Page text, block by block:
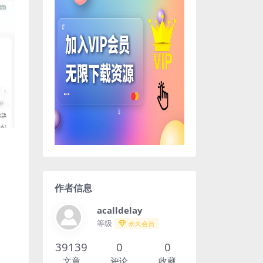
作者信息
acalldelay
等级 永久会员
39139
文章
0
评论
0
收藏